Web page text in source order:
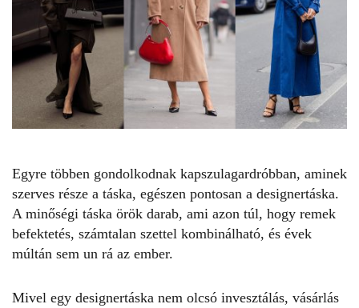
Egyre többen gondolkodnak kapszulagardróbban, aminek
szerves része a táska, egészen pontosan a designertáska.
A minőségi táska örök darab, ami azon túl, hogy remek
befektetés, számtalan szettel kombinálható, és évek
múltán sem un rá az ember.
Mivel egy designertáska nem olcsó invesztálás, vásárlás